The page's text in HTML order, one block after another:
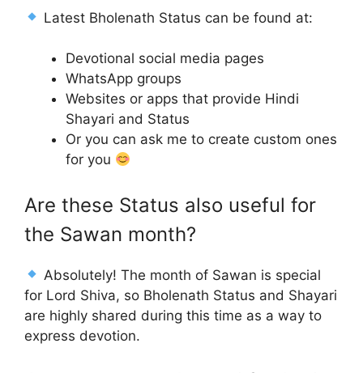
Latest Bholenath Status can be found at:
Devotional social media pages
WhatsApp groups
Websites or apps that provide Hindi
Shayari and Status
Or you can ask me to create custom ones
for you
Are these Status also useful for
the Sawan month?
Absolutely! The month of Sawan is special
for Lord Shiva, so Bholenath Status and Shayari
are highly shared during this time as a way to
express devotion.